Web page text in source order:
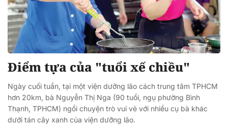
Điểm tựa của "tuổi xế chiều"
Ngày cuối tuần, tại một viện dưỡng lão cách trung tâm TPHCM
hơn 20km, bà Nguyễn Thị Nga (90 tuổi, ngụ phường Bình
Thạnh, TPHCM) ngồi chuyện trò vui vẻ với nhiều cụ bà khác
dưới tán cây xanh của viện dưỡng lão.